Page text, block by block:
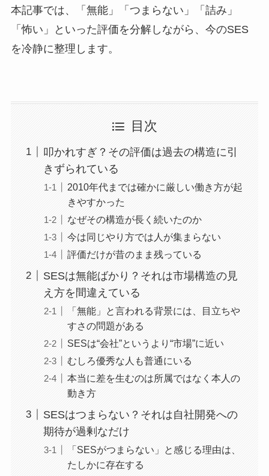
本記事では、「無能」「つまらない」「詰み」
「怖い」といった評価を分解しながら、今のSES
を冷静に整理します。
目次
叩かれすぎ？その評価は過去の構造に引
きずられている
2010年代までは確かに厳しい働き方が起
きやすかった
なぜその構造が長く続いたのか
今は同じやり方では人が集まらない
評価だけが昔のまま残っている
SESは無能ばかり？それは市場構造の見
え方を間違えている
「無能」と言われる背景には、目立ちや
すさの問題がある
SESは“会社”というより“市場”に近い
むしろ優秀な人も普通にいる
本当に差を生むのは所属ではなく本人の
動き方
SESはつまらない？それは自社開発への
期待が過剰なだけ
「SESがつまらない」と感じる理由は、
たしかに存在する